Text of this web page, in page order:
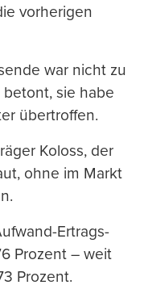
vorherigen
war nicht zu
sie habe
übertroffen.
Koloss, der
ohne im Markt
Ertrags-
Prozent – weit
Prozent.